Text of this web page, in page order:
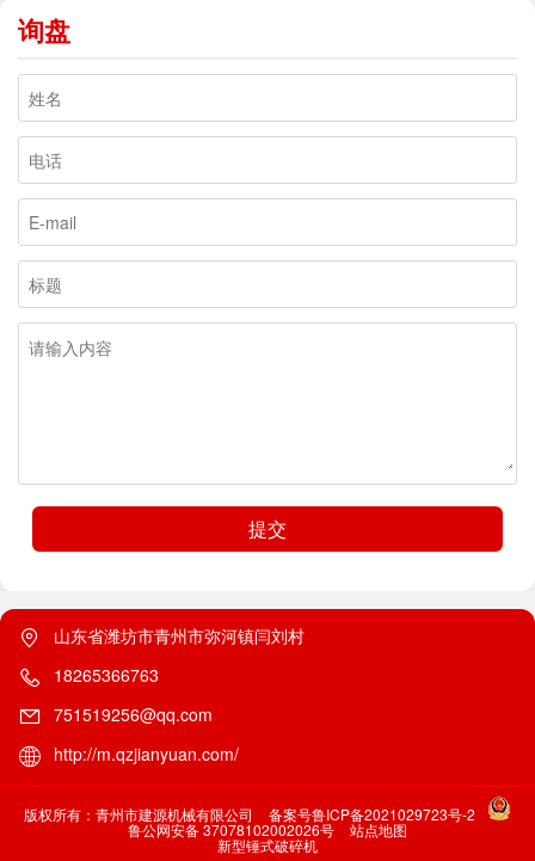
询盘
提交
山东省潍坊市青州市弥河镇闫刘村
18265366763
751519256@qq.com
http://m.qzjianyuan.com/
版权所有：青州市建源机械有限公司 备案号鲁ICP备2021029723号-2
鲁公网安备 37078102002026号 站点地图
新型锤式破碎机